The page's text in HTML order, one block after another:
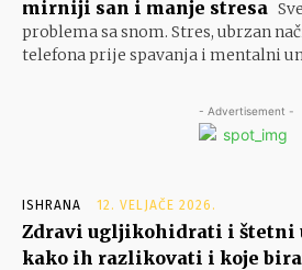
mirniji san i manje stresa
problema sa snom. Stres, ubrzan
telefona prije spavanja i mentalni
- Advertisement -
ISHRANA 12. VELJAČE 2026.
Zdravi ugljikohidrati i
kako ih razlikovati i koje